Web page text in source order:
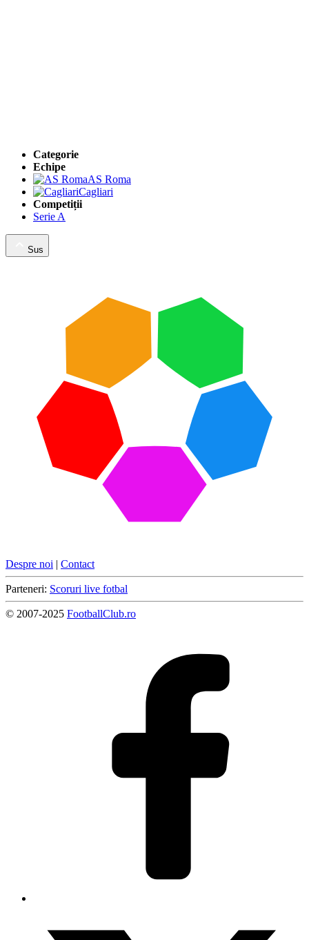
Categorie
Echipe
AS Roma
Cagliari
Competiții
Serie A
Sus
Despre noi | Contact
Parteneri: Scoruri live fotbal
© 2007-2025 FootballClub.ro